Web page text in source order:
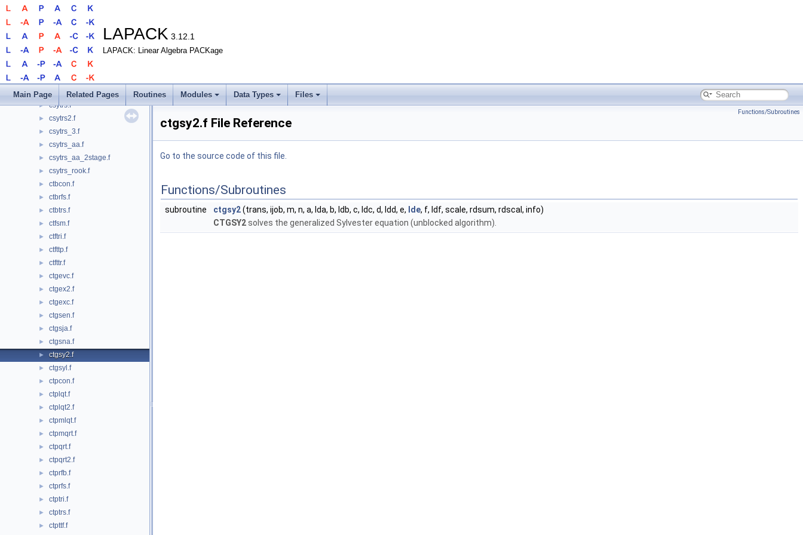
LAPACK 3.12.1
LAPACK: Linear Algebra PACKage
Main Page Related Pages Routines Modules Data Types Files
► csytrf_rook.f
► csytri.f
► csytri2.f
► csytri2x.f
► csytri_3.f
► csytri_3x.f
► csytri_rook.f
► csytrs.f
► csytrs2.f
► csytrs_3.f
► csytrs_aa.f
► csytrs_aa_2stage.f
► csytrs_rook.f
► ctbcon.f
► ctbrfs.f
► ctbtrs.f
► ctfsm.f
► ctftri.f
► ctfttp.f
► ctfttr.f
► ctgevc.f
► ctgex2.f
► ctgexc.f
► ctgsen.f
► ctgsja.f
► ctgsna.f
► ctgsy2.f
► ctgsyl.f
► ctpcon.f
► ctplqt.f
► ctplqt2.f
► ctpmlqt.f
► ctpmqrt.f
► ctpqrt.f
► ctpqrt2.f
► ctprfb.f
► ctprfs.f
► ctptri.f
► ctptrs.f
►
ctpttf.f
Functions/Subroutines
ctgsy2.f File Reference
Go to the source code of this file.
Functions/Subroutines
subroutine ctgsy2(trans, ijob, m, n, a, lda, b, ldb, c, ldc, d, ldd, e, lde, f, ldf, scale, rdsum, rdscal, info)
CTGSY2solves the generalized Sylvester equation (unblocked algorithm).